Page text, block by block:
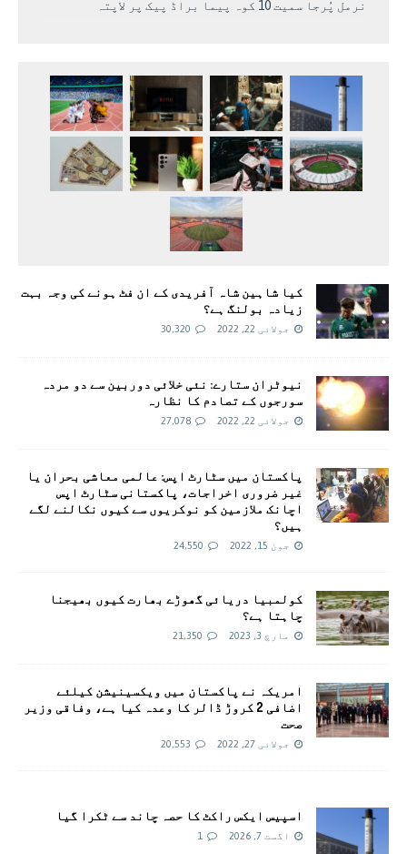
نرمل پُرجا سمیت 10 کوہ پیما براڈ پیک پر لاپتہ
کیا شاہین شاہ آفریدی کے ان فٹ ہونے کی وجہ بہت
زیادہ بولنگ ہے؟
جولائی 22, 2022 30,320
نیوٹران ستارے: نئی خلائی دوربین سے دو مردہ
سورجوں کے تصادم کا نظارہ
جولائی 22, 2022 27,078
پاکستان میں سٹارٹ اپس: عالمی معاشی بحران یا
غیر ضروری اخراجات، پاکستانی سٹارٹ اپس
اچانک ملازمین کو نوکریوں سے کیوں نکالنے لگے
ہیں؟
جون 15, 2022 24,550
کولمبیا دریائی گھوڑے بھارت کیوں بھیجنا
چاہتا ہے؟
مارچ 3, 2023 21,350
امريکہ نے پاکستان میں ویکسینیشن کیلئے
اضافی 2 کروڑ ڈالر کا وعدہ کیا ہے، وفاقی وزیر
صحت
جولائی 27, 2022 20,553
اسپیس ایکس راکٹ کا حصہ چاند سے ٹکرا گیا
اگست 7, 2026 1